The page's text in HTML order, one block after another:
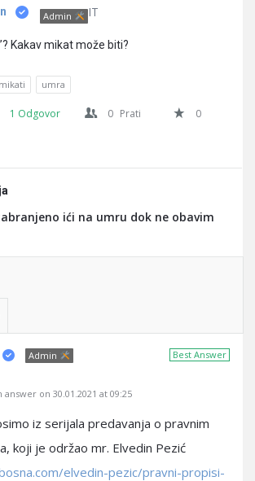
Admin IT
Kakav mikat može biti?
mikati umra
1 Odgovor 0 Prati
0
ići na umru dok ne obavim
Best Answer
Admin
answer on 30.01.2021 at 09:25
iz serijala predavanja o pravnim
koji je održao mr. Elvedin Pezić
elvedin-pezic/pravni-propisi-